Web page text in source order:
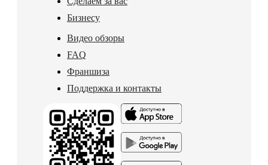
Бизнесу
Видео обзоры
FAQ
Франшиза
Поддержка и контакты